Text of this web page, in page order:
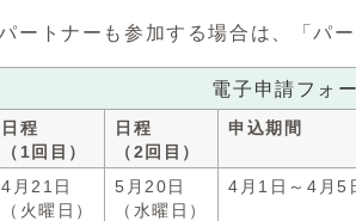
パートナーも参加する場合は、「パ
電子申請フォ
日程
（1回目）
日程
（2回目）
申込期間
4月21日
（火曜日）
5月20日
（水曜日）
4月1日～4月5